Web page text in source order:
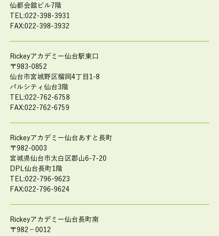
仙都会舘ビル7階
TEL:022-398-3931
FAX:022-398-3932
Rickeyアカデミー仙台駅東口
〒983-0852
仙台市宮城野区榴岡4丁目1-8
パルシティ仙台3階
TEL:022-762-6758
FAX:022-762-6759
Rickeyアカデミー仙台あすと長町
〒982-0003
宮城県仙台市太白区郡山6-7-20
DPL仙台長町1階
TEL:022-796-9623
FAX:022-796-9624
Rickeyアカデミー仙台長町南
〒982－0012